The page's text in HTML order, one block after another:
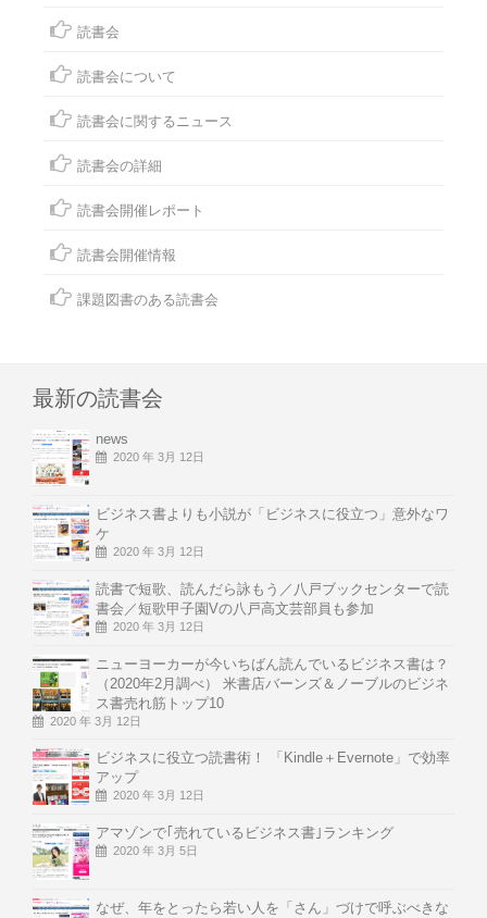
読書会
読書会について
読書会に関するニュース
読書会の詳細
読書会開催レポート
読書会開催情報
課題図書のある読書会
最新の読書会
news
2020 年 3月 12日
ビジネス書よりも小説が「ビジネスに役立つ」意外なワ
ケ
2020 年 3月 12日
読書で短歌、読んだら詠もう／八戸ブックセンターで読
書会／短歌甲子園Vの八戸高文芸部員も参加
2020 年 3月 12日
ニューヨーカーが今いちばん読んでいるビジネス書は？
（2020年2月調べ） 米書店バーンズ＆ノーブルのビジネ
ス書売れ筋トップ10
2020 年 3月 12日
ビジネスに役立つ読書術！ 「Kindle＋Evernote」で効率
アップ
2020 年 3月 12日
アマゾンで｢売れているビジネス書｣ランキング
2020 年 3月 5日
なぜ、年をとったら若い人を「さん」づけで呼ぶべきな